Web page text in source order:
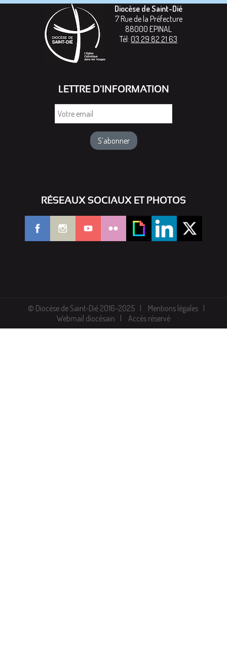
Diocèse de Saint-Dié
7 Rue de la Préfecture
88000 EPINAL
Tél: 03 29 82 21 63
LETTRE D'INFORMATION
RÉSEAUX SOCIAUX ET PHOTOS
© Diocèse de Saint-Dié 2016-2025
Mentions légales
Webmail diocésain
Accès réservé